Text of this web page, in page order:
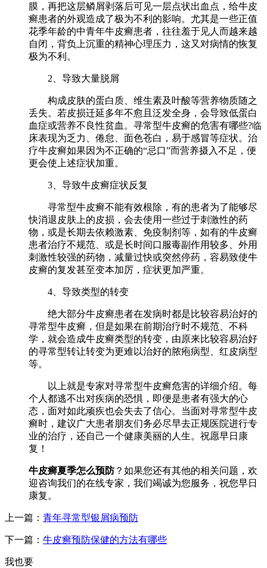
膜，再把这层鳞屑剥落后可见一层点状出血点，给牛皮
癣患者的外观造成了极为不利的影响。尤其是一些正值
花季年龄的中青年牛皮癣患者，往往羞于见人而越来越
自闭，背负上沉重的精神心理压力，这又对病情的恢复
极为不利。
2、导致大量脱屑
构成皮肤的蛋白质、维生素及叶酸等营养物质随之
丢失。若皮损迁延多年不愈且泛发全身，会导致低蛋白
血症或营养不良性贫血。寻常型牛皮癣的危害有哪些?临
床表现为乏力、倦怠、面色苍白，易于感冒等症状。治
疗牛皮癣如果因为不正确的“忌口”而营养摄入不足，便
更会使上述症状加重。
3、导致牛皮癣症状反复
寻常型牛皮癣不能有效根除，有的患者为了能够尽
快消退皮肤上的皮损，会去使用一些过于刺激性的药
物，或是长期去依赖激素、免疫制剂等，如有的牛皮癣
患者治疗不规范、或是长时间口服毒副作用较多、外用
刺激性较强的药物，减量过快或突然停药，容易致使牛
皮癣的复发甚至变本加厉，症状更加严重。
4、导致类型的转变
绝大部分牛皮癣患者在发病时都是比较容易治好的
寻常型牛皮癣，但是如果在前期治疗时不规范、不科
学，就会造成牛皮癣类型的转变，由原来比较容易治好
的寻常型转让转变为更难以治好的脓疱病型、红皮病型
等。
以上就是专家对寻常型牛皮癣危害的详细介绍。每
个人都逃不出对疾病的恐惧，即便是患者有强大的心
态，面对如此顽疾也会失去了信心。当面对寻常型牛皮
癣时，建议广大患者朋友们务必尽早去正规医院进行专
业的治疗，还自己一个健康美丽的人生。祝愿早日康
复！
牛皮癣夏季怎么预防？如果您还有其他的相关问题，欢
迎咨询我们的在线专家，我们竭诚为您服务，祝您早日
康复。
上一篇： 青年寻常型银屑病预防
下一篇： 牛皮癣预防保健的方法有哪些
我也要